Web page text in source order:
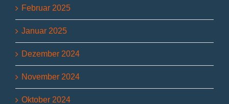
Februar 2025
Januar 2025
Dezember 2024
November 2024
Oktober 2024